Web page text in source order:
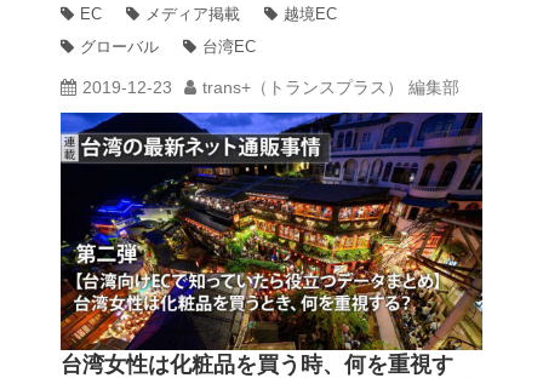
EC メディア掲載
越境EC
グローバル
台湾EC
2019-12-23 trans+（トランスプラス） 編集部
台湾女性は化粧品を買う時、何を重視す